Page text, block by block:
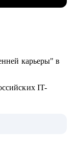
IT-
технического